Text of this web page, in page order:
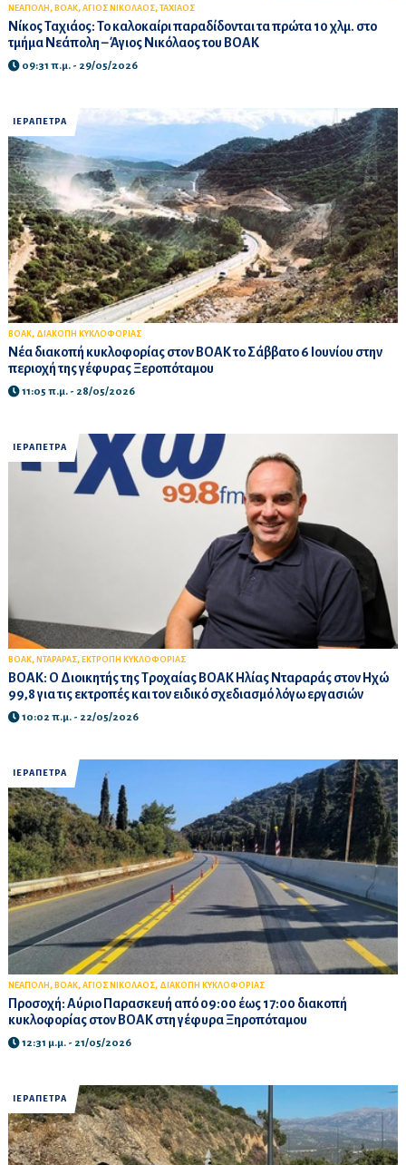
ΝΕΑΠΟΛΗ , ΒΟΑΚ, ΑΓΙΟΣ ΝΙΚΟΛΑΟΣ, ΤΑΧΙΑΟΣ
Νίκος Ταχιάος: Το καλοκαίρι παραδίδονται τα πρώτα 10 χλμ. στο
τμήμα Νεάπολη – Άγιος Νικόλαος του ΒΟΑΚ
09:31 π.μ. - 29/05/2026
ΙΕΡΑΠΕΤΡΑ
ΒΟΑΚ, ΔΙΑΚΟΠΗ ΚΥΚΛΟΦΟΡΙΑΣ
Νέα διακοπή κυκλοφορίας στον ΒΟΑΚ το Σάββατο 6 Ιουνίου στην
περιοχή της γέφυρας Ξεροπόταμου
11:05 π.μ. - 28/05/2026
ΙΕΡΑΠΕΤΡΑ
ΒΟΑΚ, ΝΤΑΡΑΡΑΣ, ΕΚΤΡΟΠΗ ΚΥΚΛΟΦΟΡΙΑΣ
ΒΟΑΚ: Ο Διοικητής της Τροχαίας ΒΟΑΚ Ηλίας Νταραράς στον Ηχώ
99,8 για τις εκτροπές και τον ειδικό σχεδιασμό λόγω εργασιών
10:02 π.μ. - 22/05/2026
ΙΕΡΑΠΕΤΡΑ
ΝΕΑΠΟΛΗ , ΒΟΑΚ, ΑΓΙΟΣ ΝΙΚΟΛΑΟΣ, ΔΙΑΚΟΠΗ ΚΥΚΛΟΦΟΡΙΑΣ
Προσοχή: Αύριο Παρασκευή από 09:00 έως 17:00 διακοπή
κυκλοφορίας στον ΒΟΑΚ στη γέφυρα Ξηροπόταμου
12:31 μ.μ. - 21/05/2026
ΙΕΡΑΠΕΤΡΑ